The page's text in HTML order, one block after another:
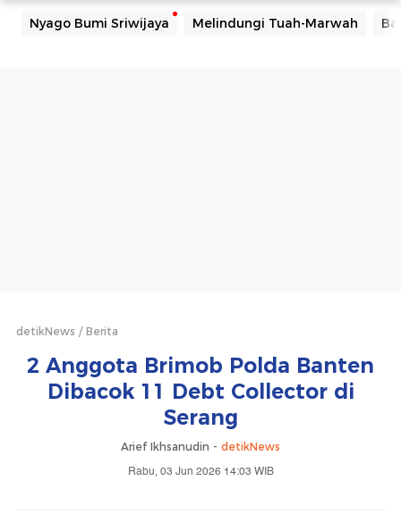
Nyago Bumi Sriwijaya Melindungi Tuah-Marwah
detikNews Berita
2 Anggota Brimob Polda Banten
Dibacok 11 Debt Collector di
Serang
Arief Ikhsanudin - detikNews
Rabu, 03 Jun 2026 14:03 WIB